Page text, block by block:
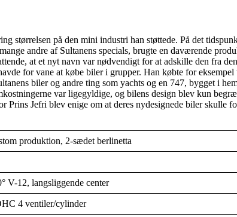
størrelsen på den mini industri han støttede. På det
andre af Sultanens specials, brugte en daværende
at et nyt navn var nødvendigt for at adskille den fra
for vane at købe biler i grupper. Han købte for
biler og andre ting som yachts og en 747, bygget i
var ligegyldige, og bilens design blev kun
Jefri blev enige om at deres nydesignede biler skulle
produktion, 2-sædet berlinetta
V-12, langsliggende center
4 ventiler/cylinder